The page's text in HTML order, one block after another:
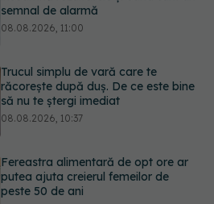
Trucul simplu de vară care te
răcorește după duș. De ce este bine
Fereastra alimentară de opt ore ar
putea ajuta creierul femeilor de
Ceaiul care ajută organismul să